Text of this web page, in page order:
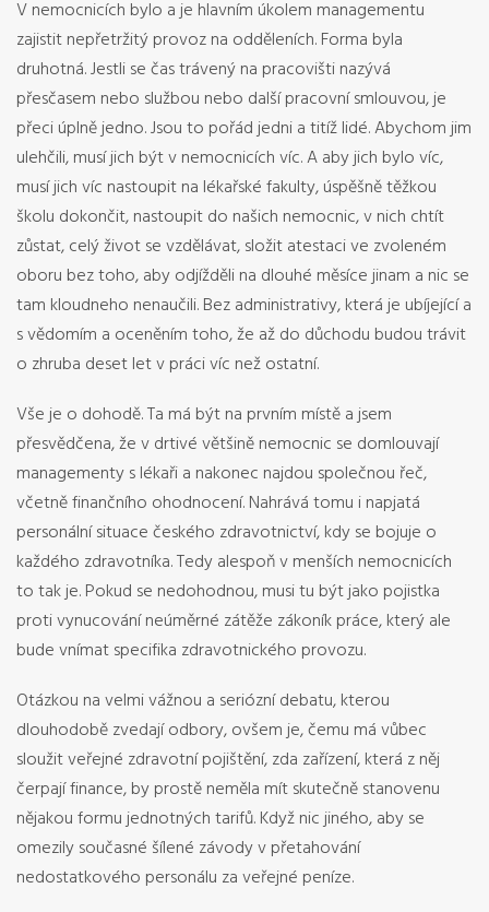
V nemocnicích bylo a je hlavním úkolem managementu
zajistit nepřetržitý provoz na odděleních. Forma byla
druhotná. Jestli se čas trávený na pracovišti nazývá
přesčasem nebo službou nebo další pracovní smlouvou, je
přeci úplně jedno. Jsou to pořád jedni a titíž lidé. Abychom jim
ulehčili, musí jich být v nemocnicích víc. A aby jich bylo víc,
musí jich víc nastoupit na lékařské fakulty, úspěšně těžkou
školu dokončit, nastoupit do našich nemocnic, v nich chtít
zůstat, celý život se vzdělávat, složit atestaci ve zvoleném
oboru bez toho, aby odjížděli na dlouhé měsíce jinam a nic se
tam kloudneho nenaučili. Bez administrativy, která je ubíjející a
s vědomím a oceněním toho, že až do důchodu budou trávit
o zhruba deset let v práci víc než ostatní.
Vše je o dohodě. Ta má být na prvním místě a jsem
přesvědčena, že v drtivé většině nemocnic se domlouvají
managementy s lékaři a nakonec najdou společnou řeč,
včetně finančního ohodnocení. Nahrává tomu i napjatá
personální situace českého zdravotnictví, kdy se bojuje o
každého zdravotníka. Tedy alespoň v menších nemocnicích
to tak je. Pokud se nedohodnou, musi tu být jako pojistka
proti vynucování neúměrné zátěže zákoník práce, který ale
bude vnímat specifika zdravotnického provozu.
Otázkou na velmi vážnou a seriózní debatu, kterou
dlouhodobě zvedají odbory, ovšem je, čemu má vůbec
sloužit veřejné zdravotní pojištění, zda zařízení, která z něj
čerpají finance, by prostě neměla mít skutečně stanovenu
nějakou formu jednotných tarifů. Když nic jiného, aby se
omezily současné šílené závody v přetahování
nedostatkového personálu za veřejné peníze.